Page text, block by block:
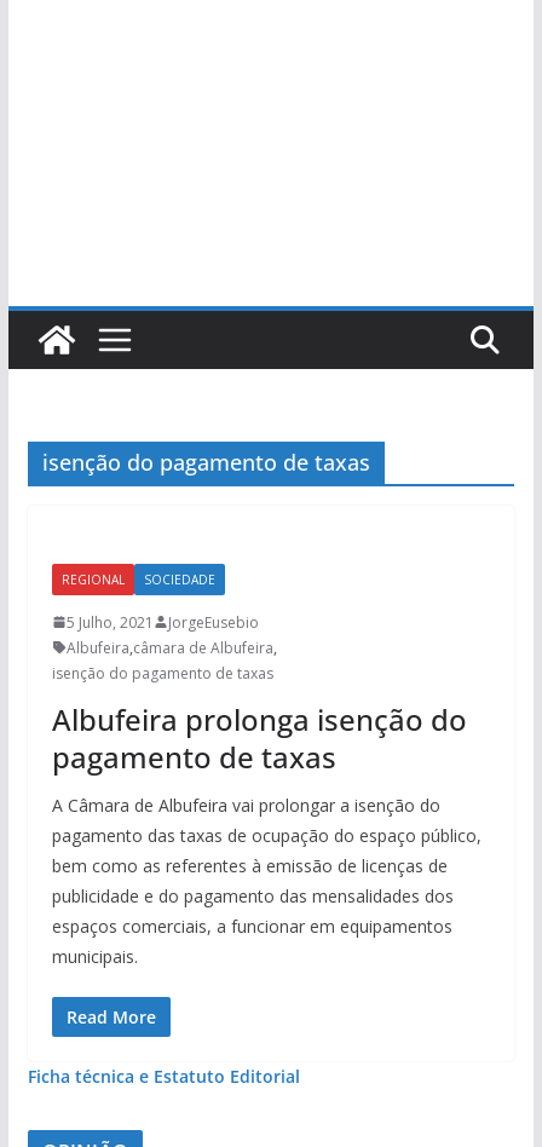
isenção do pagamento de taxas
REGIONAL SOCIEDADE
5 Julho, 2021
JorgeEusebio
Albufeira,câmara de Albufeira,
isenção do pagamento de taxas
Albufeira prolonga isenção do
pagamento de taxas
A Câmara de Albufeira vai prolongar a isenção do
pagamento das taxas de ocupação do espaço público,
bem como as referentes à emissão de licenças de
publicidade e do pagamento das mensalidades dos
espaços comerciais, a funcionar em equipamentos
municipais.
Read More
Ficha técnica e Estatuto Editorial